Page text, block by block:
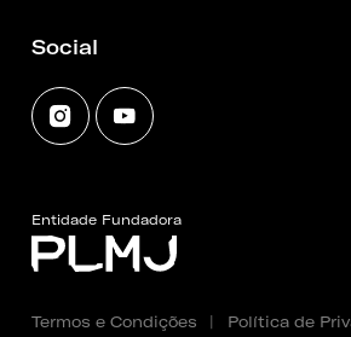
Social
Entidade Fundadora
Termos e Condições | Política de